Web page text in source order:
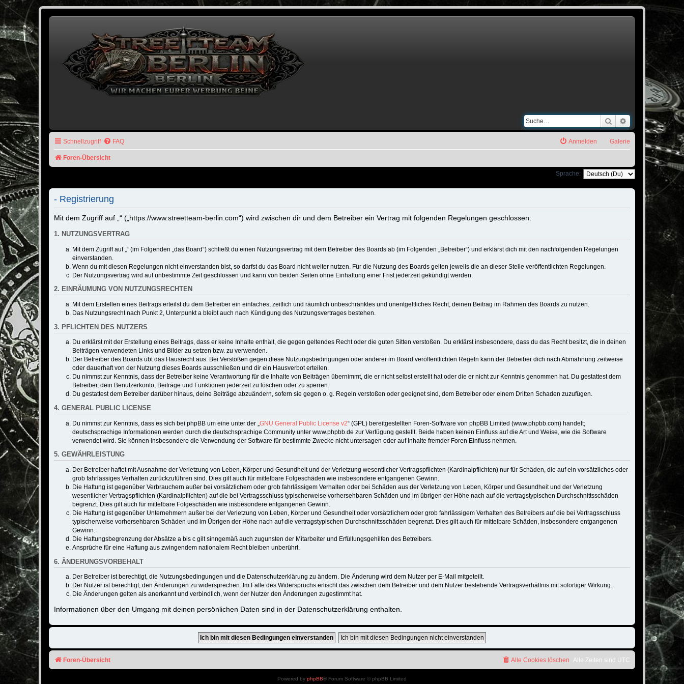
Suche Erweiterte Suche
Schnellzugriff Galerie
FAQ Anmelden
Foren-Übersicht
Sprache:
- Registrierung
Mit dem Zugriff auf „“ („https://www.streetteam-berlin.com“) wird zwischen dir und dem Betreiber ein Vertrag mit folgenden Regelungen geschlossen:
1. NUTZUNGSVERTRAG
Mit dem Zugriff auf „“ (im Folgenden „das Board“) schließt du einen Nutzungsvertrag mit dem Betreiber des Boards ab (im Folgenden „Betreiber“) und erklärst dich mit den nachfolgenden Regelungen
einverstanden.
Wenn du mit diesen Regelungen nicht einverstanden bist, so darfst du das Board nicht weiter nutzen. Für die Nutzung des Boards gelten jeweils die an dieser Stelle veröffentlichten Regelungen.
Der Nutzungsvertrag wird auf unbestimmte Zeit geschlossen und kann von beiden Seiten ohne Einhaltung einer Frist jederzeit gekündigt werden.
2. EINRÄUMUNG VON NUTZUNGSRECHTEN
Mit dem Erstellen eines Beitrags erteilst du dem Betreiber ein einfaches, zeitlich und räumlich unbeschränktes und unentgeltliches Recht, deinen Beitrag im Rahmen des Boards zu nutzen.
Das Nutzungsrecht nach Punkt 2, Unterpunkt a bleibt auch nach Kündigung des Nutzungsvertrages bestehen.
3. PFLICHTEN DES NUTZERS
Du erklärst mit der Erstellung eines Beitrags, dass er keine Inhalte enthält, die gegen geltendes Recht oder die guten Sitten verstoßen. Du erklärst insbesondere, dass du das Recht besitzt, die in deinen
Beiträgen verwendeten Links und Bilder zu setzen bzw. zu verwenden.
Der Betreiber des Boards übt das Hausrecht aus. Bei Verstößen gegen diese Nutzungsbedingungen oder anderer im Board veröffentlichten Regeln kann der Betreiber dich nach Abmahnung zeitweise
oder dauerhaft von der Nutzung dieses Boards ausschließen und dir ein Hausverbot erteilen.
Du nimmst zur Kenntnis, dass der Betreiber keine Verantwortung für die Inhalte von Beiträgen übernimmt, die er nicht selbst erstellt hat oder die er nicht zur Kenntnis genommen hat. Du gestattest dem
Betreiber, dein Benutzerkonto, Beiträge und Funktionen jederzeit zu löschen oder zu sperren.
Du gestattest dem Betreiber darüber hinaus, deine Beiträge abzuändern, sofern sie gegen o. g. Regeln verstoßen oder geeignet sind, dem Betreiber oder einem Dritten Schaden zuzufügen.
4. GENERAL PUBLIC LICENSE
Du nimmst zur Kenntnis, dass es sich bei phpBB um eine unter der „ GNU General Public License v2“ (GPL) bereitgestellten Foren-Software von phpBB Limited (www.phpbb.com) handelt;
deutschsprachige Informationen werden durch die deutschsprachige Community unter www.phpbb.de zur Verfügung gestellt. Beide haben keinen Einfluss auf die Art und Weise, wie die Software
verwendet wird. Sie können insbesondere die Verwendung der Software für bestimmte Zwecke nicht untersagen oder auf Inhalte fremder Foren Einfluss nehmen.
5. GEWÄHRLEISTUNG
Der Betreiber haftet mit Ausnahme der Verletzung von Leben, Körper und Gesundheit und der Verletzung wesentlicher Vertragspflichten (Kardinalpflichten) nur für Schäden, die auf ein vorsätzliches oder
grob fahrlässiges Verhalten zurückzuführen sind. Dies gilt auch für mittelbare Folgeschäden wie insbesondere entgangenen Gewinn.
Die Haftung ist gegenüber Verbrauchern außer bei vorsätzlichem oder grob fahrlässigem Verhalten oder bei Schäden aus der Verletzung von Leben, Körper und Gesundheit und der Verletzung
wesentlicher Vertragspflichten (Kardinalpflichten) auf die bei Vertragsschluss typischerweise vorhersehbaren Schäden und im übrigen der Höhe nach auf die vertragstypischen Durchschnittsschäden
begrenzt. Dies gilt auch für mittelbare Folgeschäden wie insbesondere entgangenen Gewinn.
Die Haftung ist gegenüber Unternehmern außer bei der Verletzung von Leben, Körper und Gesundheit oder vorsätzlichem oder grob fahrlässigem Verhalten des Betreibers auf die bei Vertragsschluss
typischerweise vorhersehbaren Schäden und im Übrigen der Höhe nach auf die vertragstypischen Durchschnittsschäden begrenzt. Dies gilt auch für mittelbare Schäden, insbesondere entgangenen
Gewinn.
Die Haftungsbegrenzung der Absätze a bis c gilt sinngemäß auch zugunsten der Mitarbeiter und Erfüllungsgehilfen des Betreibers.
Ansprüche für eine Haftung aus zwingendem nationalem Recht bleiben unberührt.
6. ÄNDERUNGSVORBEHALT
Der Betreiber ist berechtigt, die Nutzungsbedingungen und die Datenschutzerklärung zu ändern. Die Änderung wird dem Nutzer per E-Mail mitgeteilt.
Der Nutzer ist berechtigt, den Änderungen zu widersprechen. Im Falle des Widerspruchs erlischt das zwischen dem Betreiber und dem Nutzer bestehende Vertragsverhältnis mit sofortiger Wirkung.
Die Änderungen gelten als anerkannt und verbindlich, wenn der Nutzer den Änderungen zugestimmt hat.
Informationen über den Umgang mit deinen persönlichen Daten sind in der Datenschutzerklärung enthalten.
Foren-Übersicht Alle Zeiten sind UTC
Alle Cookies löschen
Powered by phpBB® Forum Software © phpBB Limited